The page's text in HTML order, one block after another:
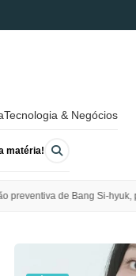
Tecnologia & Negócios
matéria!
da HYBE